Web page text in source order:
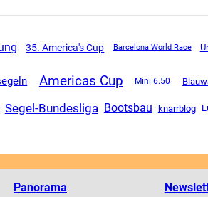
35. America's Cup Barcelona World Race
Americas Cup Mini 6.50
Segel-Bundesliga Bootsbau knarrblog
Panorama